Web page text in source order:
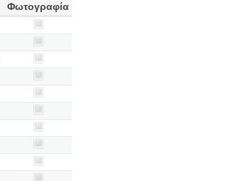
Φωτογραφία